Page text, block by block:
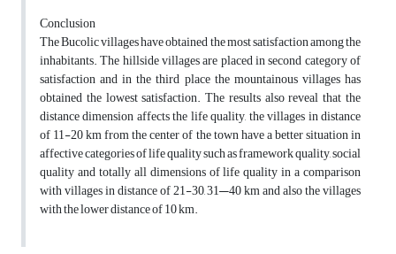
Conclusion
The Bucolic villages have obtained the most satisfaction among the
inhabitants. The hillside villages are placed in second category of
satisfaction and in the third place the mountainous villages has
obtained the lowest satisfaction. The results also reveal that the
distance dimension affects the life quality, the villages in distance
of 11-20 km from the center of the town have a better situation in
affective categories of life quality such as framework quality, social
quality and totally all dimensions of life quality in a comparison
with villages in distance of 21-30, 31—40 km and also the villages
with the lower distance of 10 km.